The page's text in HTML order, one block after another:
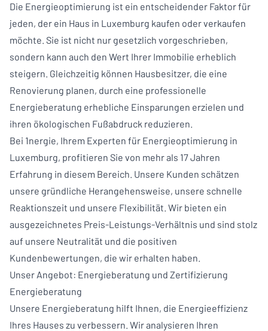
Die Energieoptimierung ist ein entscheidender Faktor für
jeden, der ein Haus in Luxemburg kaufen oder verkaufen
möchte. Sie ist nicht nur gesetzlich vorgeschrieben,
sondern kann auch den Wert Ihrer Immobilie erheblich
steigern. Gleichzeitig können Hausbesitzer, die eine
Renovierung planen, durch eine professionelle
Energieberatung erhebliche Einsparungen erzielen und
ihren ökologischen Fußabdruck reduzieren.
Bei 1nergie, Ihrem Experten für Energieoptimierung in
Luxemburg, profitieren Sie von mehr als 17 Jahren
Erfahrung in diesem Bereich. Unsere Kunden schätzen
unsere gründliche Herangehensweise, unsere schnelle
Reaktionszeit und unsere Flexibilität. Wir bieten ein
ausgezeichnetes Preis-Leistungs-Verhältnis und sind stolz
auf unsere Neutralität und die positiven
Kundenbewertungen, die wir erhalten haben.
Unser Angebot: Energieberatung und Zertifizierung
Energieberatung
Unsere Energieberatung hilft Ihnen, die Energieeffizienz
Ihres Hauses zu verbessern. Wir analysieren Ihren